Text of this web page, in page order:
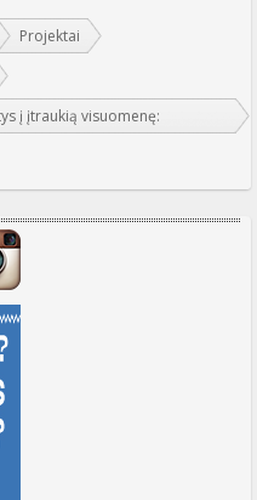
Projektai
į įtraukią visuomenę: